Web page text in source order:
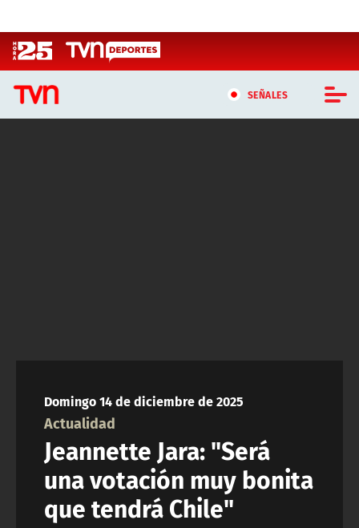
SEÑALES
ACTUALIDAD Y TENDENCIAS
CORPORATIVO Y TRANSPARENCIA
CANAL DE DENUNCIAS
Domingo 14 de diciembre de 2025
Actualidad
Jeannette Jara: "Será
una votación muy bonita
que tendrá Chile"